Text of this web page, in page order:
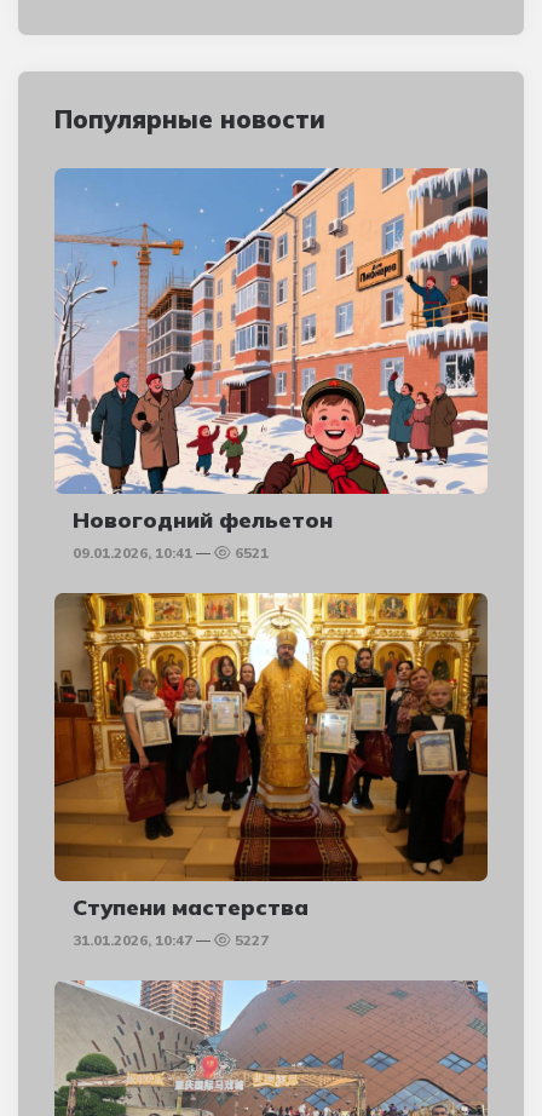
Популярные новости
Новогодний фельетон
09.01.2026, 10:41 6521
Ступени мастерства
31.01.2026, 10:47 5227